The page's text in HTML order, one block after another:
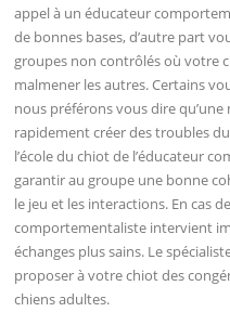
appel à un éducateur
de bonnes bases, d’autre part
groupes non contrôlés où votre
malmener les autres. Certains
nous préférons vous dire
rapidement créer des troubles
l’école du chiot de l’éducateur
garantir au groupe une bonne
le jeu et les interactions. En cas
comportementaliste intervient
échanges plus sains. Le
proposer à votre chiot des
chiens adultes.